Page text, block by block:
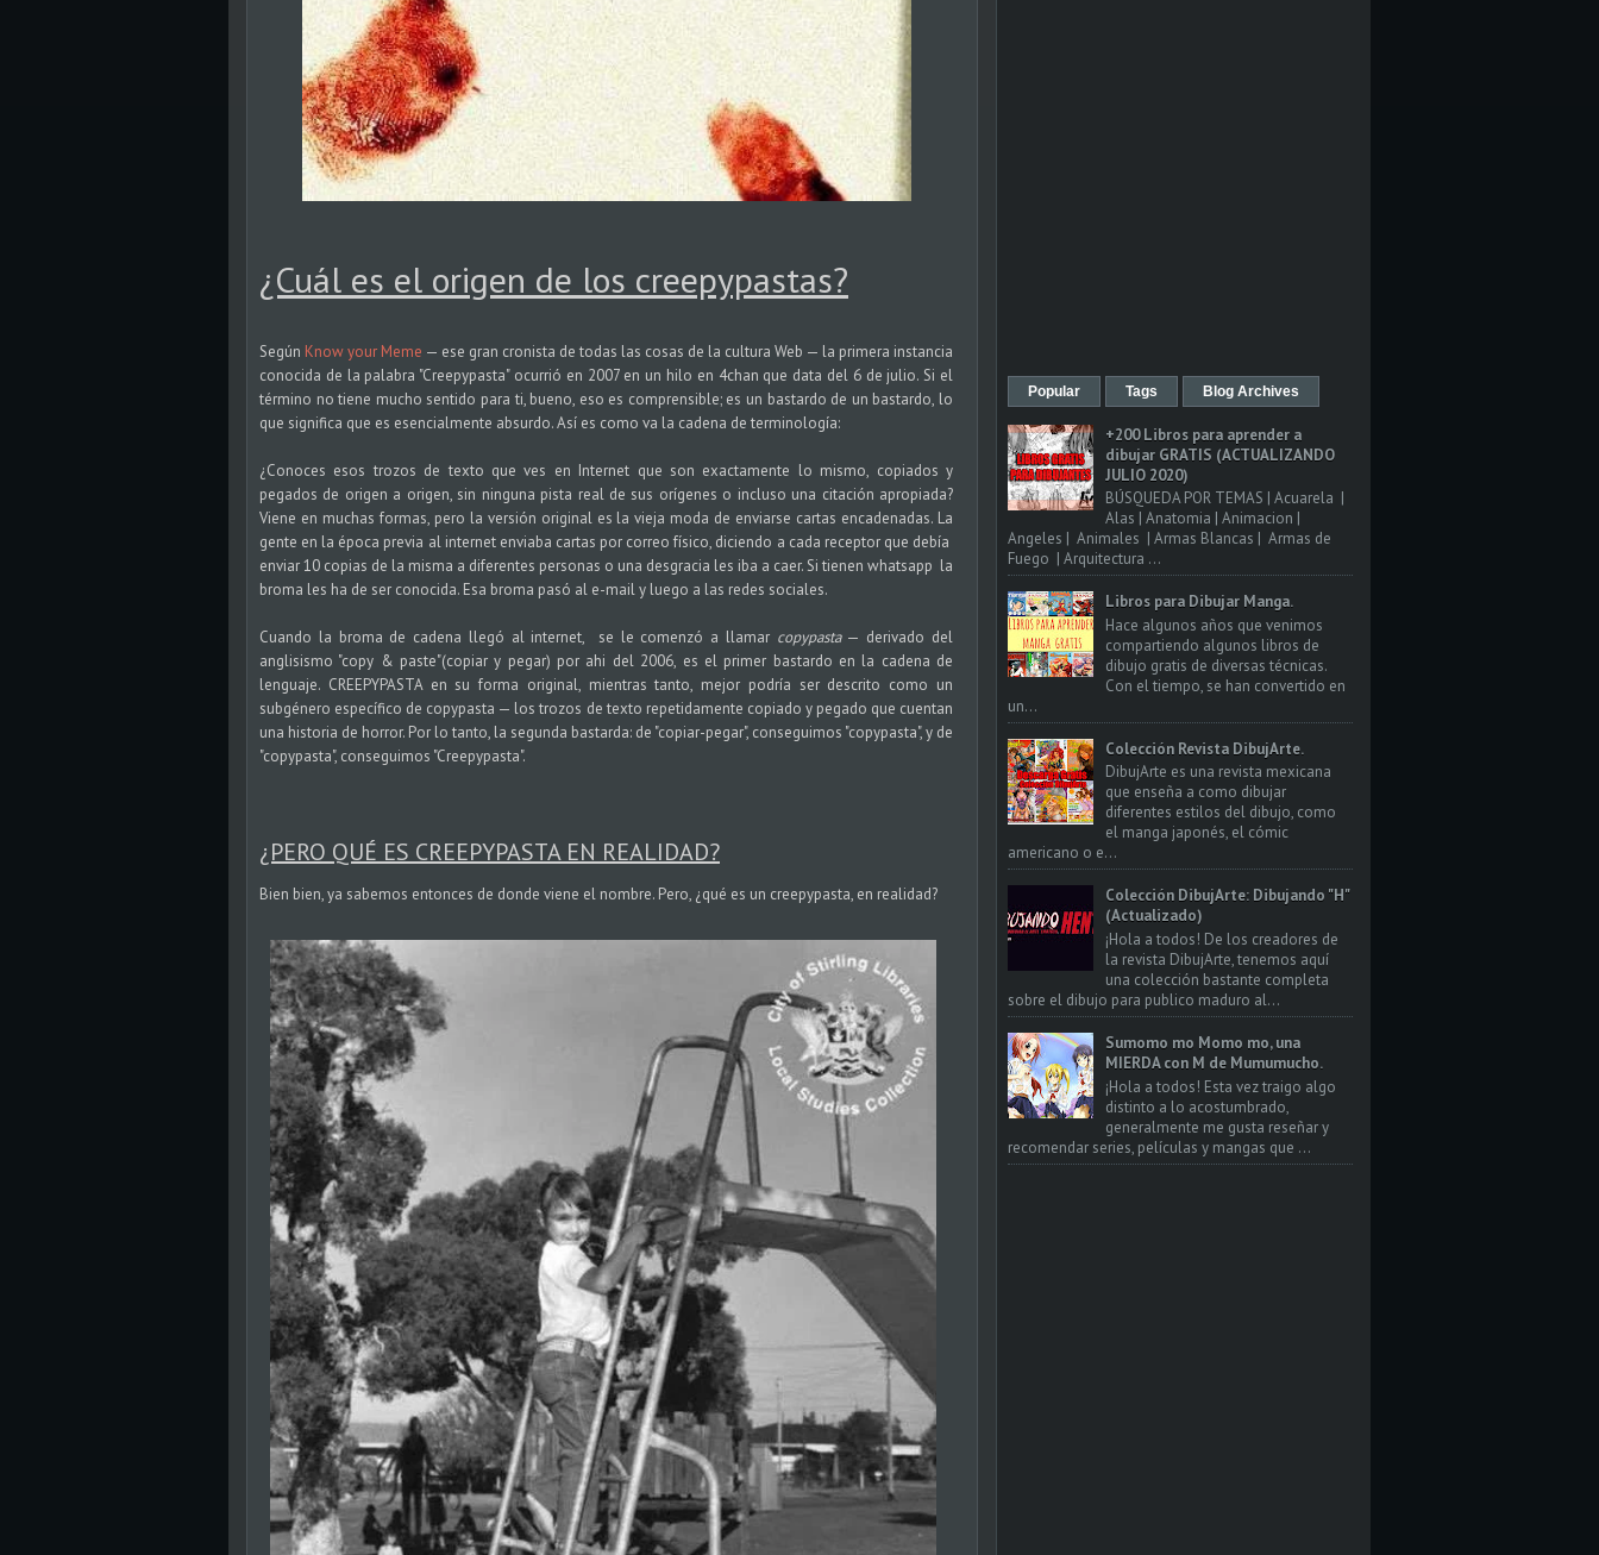
¿Cuál es el origen de los creepypastas?
Según Know your Meme — ese gran cronista de todas las cosas de la cultura Web — la primera instancia
conocida de la palabra "Creepypasta" ocurrió en 2007 en un hilo en 4chan que data del 6 de julio. Si el
término no tiene mucho sentido para ti, bueno, eso es comprensible; es un bastardo de un bastardo, lo
que significa que es esencialmente absurdo. Así es como va la cadena de terminología:
¿Conoces esos trozos de texto que ves en Internet que son exactamente lo mismo, copiados y
pegados de origen a origen, sin ninguna pista real de sus orígenes o incluso una citación apropiada?
Viene en muchas formas, pero la versión original es la vieja moda de enviarse cartas encadenadas. La
gente en la época previa al internet enviaba cartas por correo físico, diciendo a cada receptor que debía
enviar 10 copias de la misma a diferentes personas o una desgracia les iba a caer. Si tienen whatsapp la
broma les ha de ser conocida. Esa broma pasó al e-mail y luego a las redes sociales.
Cuando la broma de cadena llegó al internet, se le comenzó a llamar copypasta— derivado del
anglisismo "copy & paste"(copiar y pegar) por ahi del 2006, es el primer bastardo en la cadena de
lenguaje. CREEPYPASTA en su forma original, mientras tanto, mejor podría ser descrito como un
subgénero específico de copypasta — los trozos de texto repetidamente copiado y pegado que cuentan
una historia de horror. Por lo tanto, la segunda bastarda: de "copiar-pegar", conseguimos "copypasta", y de
"copypasta", conseguimos "Creepypasta".
¿PERO QUÉ ES CREEPYPASTA EN REALIDAD?
Bien bien, ya sabemos entonces de donde viene el nombre. Pero, ¿qué es un creepypasta, en realidad?
Popular Tags Blog Archives
+200 Libros para aprender a
dibujar GRATIS (ACTUALIZANDO
JULIO 2020)
BÚSQUEDA POR TEMAS | Acuarela |
Alas | Anatomia | Animacion |
Angeles | Animales | Armas Blancas | Armas de
Fuego | Arquitectura ...
Libros para Dibujar Manga.
Hace algunos años que venimos
compartiendo algunos libros de
dibujo gratis de diversas técnicas.
Con el tiempo, se han convertido en
un...
Colección Revista DibujArte.
DibujArte es una revista mexicana
que enseña a como dibujar
diferentes estilos del dibujo, como
el manga japonés, el cómic
americano o e...
Colección DibujArte: Dibujando "H"
(Actualizado)
¡Hola a todos! De los creadores de
la revista DibujArte, tenemos aquí
una colección bastante completa
sobre el dibujo para publico maduro al...
Sumomo mo Momo mo, una
MIERDA con M de Mumumucho.
¡Hola a todos! Esta vez traigo algo
distinto a lo acostumbrado,
generalmente me gusta reseñar y
recomendar series, películas y mangas que ...